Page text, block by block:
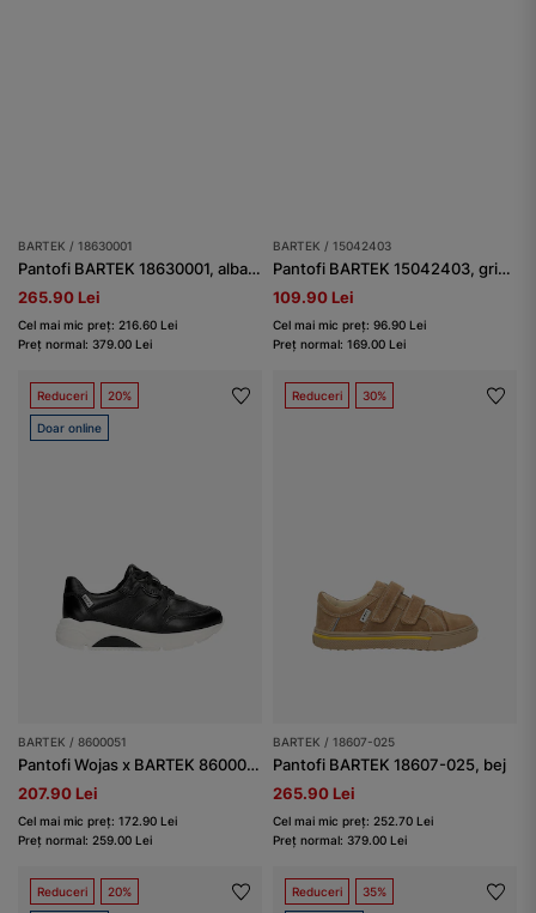
BARTEK / 18630001
Pantofi BARTEK 18630001, albastru
265.90 Lei
Cel mai mic preț: 216.60 Lei
Preț normal: 379.00 Lei
BARTEK / 15042403
Pantofi BARTEK 15042403, gri-alb
109.90 Lei
Cel mai mic preț: 96.90 Lei
Preț normal: 169.00 Lei
Reduceri 20%
Doar online
BARTEK / 8600051
Pantofi Wojas x BARTEK 8600051, negru
207.90 Lei
Cel mai mic preț: 172.90 Lei
Preț normal: 259.00 Lei
Reduceri 30%
BARTEK / 18607-025
Pantofi BARTEK 18607-025, bej
265.90 Lei
Cel mai mic preț: 252.70 Lei
Preț normal: 379.00 Lei
Reduceri 20% Reduceri 35%